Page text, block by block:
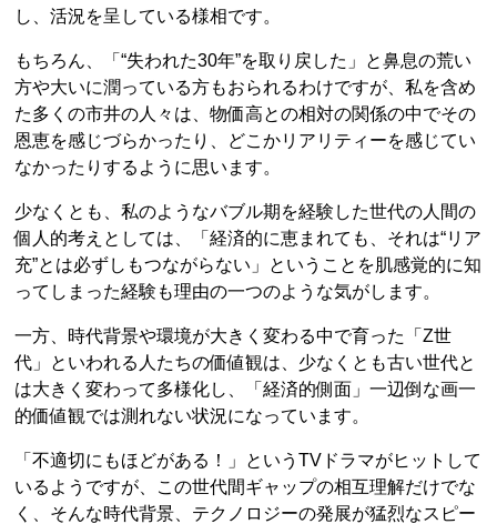
し、活況を呈している様相です。
もちろん、「“失われた30年”を取り戻した」と鼻息の荒い
方や大いに潤っている方もおられるわけですが、私を含め
た多くの市井の人々は、物価高との相対の関係の中でその
恩恵を感じづらかったり、どこかリアリティーを感じてい
なかったりするように思います。
少なくとも、私のようなバブル期を経験した世代の人間の
個人的考えとしては、「経済的に恵まれても、それは“リア
充”とは必ずしもつながらない」ということを肌感覚的に知
ってしまった経験も理由の一つのような気がします。
一方、時代背景や環境が大きく変わる中で育った「Z世
代」といわれる人たちの価値観は、少なくとも古い世代と
は大きく変わって多様化し、「経済的側面」一辺倒な画一
的価値観では測れない状況になっています。
「不適切にもほどがある！」というTVドラマがヒットして
いるようですが、この世代間ギャップの相互理解だけでな
く、そんな時代背景、テクノロジーの発展が猛烈なスピー